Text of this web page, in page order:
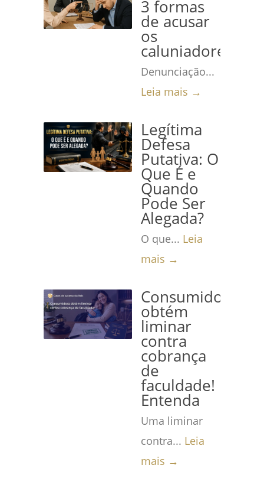
3 formas
de acusar
os
caluniadores
Denunciação...
Leia mais →
Legítima
Defesa
Putativa: O
Que É e
Quando
Pode Ser
Alegada?
O que... Leia
mais →
Consumidora
obtém
liminar
contra
cobrança
de
faculdade!
Entenda
Uma liminar
contra... Leia
mais →